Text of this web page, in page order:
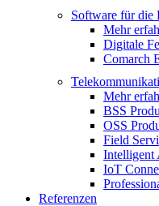
Software für die
Mehr
Digitale
Comarch
Mehr
BSS
OSS
Field
Intelligent
IoT
Referenzen